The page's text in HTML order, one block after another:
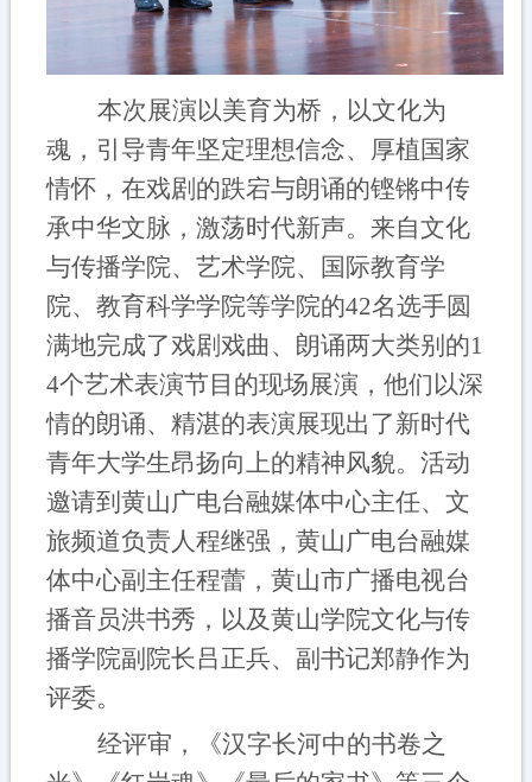
本次展演以美育为桥，以文化为
魂，引导青年坚定理想信念、厚植国家
情怀，在戏剧的跌宕与朗诵的铿锵中传
承中华文脉，激荡时代新声。 来自文化
与传播学院、艺术学院、国际教育学
院、教育科学学院等学院的42名选手圆
满地完成了戏剧 戏曲 、朗诵两大类别的1
4个艺术表演节目的现场展演 ，他们以深
情的朗诵、精湛的表演展现出了新时代
青年大学生昂扬向上的精神风貌。活动
邀请到黄山广电台融媒体中心主任、文
旅频道负责人程继强，黄山广电台融媒
体中心副主任程蕾，黄山市广播电视台
播音员洪书秀，以及黄山学院文化与传
播学院副院长吕正兵、副书记郑静作为
评委。
经评审，《汉字长河中的书卷之